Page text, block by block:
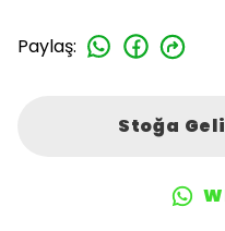
Paylaş:
Stoğa